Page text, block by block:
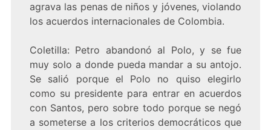
agrava las penas de niños y jóvenes, violando
los acuerdos internacionales de Colombia.
Coletilla: Petro abandonó al Polo, y se fue
muy solo a donde pueda mandar a su antojo.
Se salió porque el Polo no quiso elegirlo
como su presidente para entrar en acuerdos
con Santos, pero sobre todo porque se negó
a someterse a los criterios democráticos que